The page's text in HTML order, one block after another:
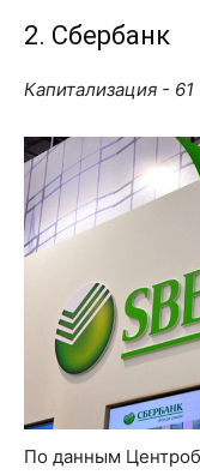
2. Сбербанк
Капитализация -
По данным